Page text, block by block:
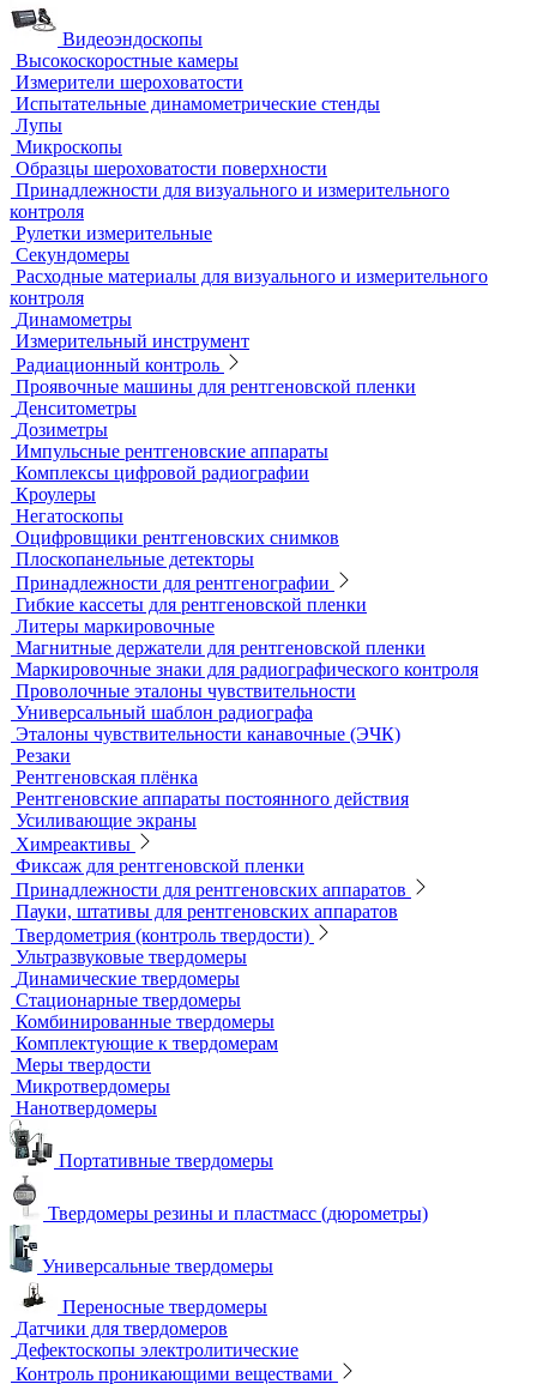
Соединительные кабели
Ультразвуковой гель
Визуальный и измерительный контроль
ВИК
Видеоэндоскопы
Высокоскоростные камеры
Измерители шероховатости
Испытательные динамометрические стенды
Лупы
Микроскопы
Образцы шероховатости поверхности
Принадлежности для визуального и измерительного
контроля
Рулетки измерительные
Секундомеры
Расходные материалы для визуального и измерительного
контроля
Динамометры
Измерительный инструмент
Радиационный контроль
Проявочные машины для рентгеновской пленки
Денситометры
Дозиметры
Импульсные рентгеновские аппараты
Комплексы цифровой радиографии
Кроулеры
Негатоскопы
Оцифровщики рентгеновских снимков
Плоскопанельные детекторы
Принадлежности для рентгенографии
Гибкие кассеты для рентгеновской пленки
Литеры маркировочные
Магнитные держатели для рентгеновской пленки
Маркировочные знаки для радиографического контроля
Проволочные эталоны чувствительности
Универсальный шаблон радиографа
Эталоны чувствительности канавочные (ЭЧК)
Резаки
Рентгеновская плёнка
Рентгеновские аппараты постоянного действия
Усиливающие экраны
Химреактивы
Фиксаж для рентгеновской пленки
Принадлежности для рентгеновских аппаратов
Пауки, штативы для рентгеновских аппаратов
Твердометрия (контроль твердости)
Ультразвуковые твердомеры
Динамические твердомеры
Стационарные твердомеры
Комбинированные твердомеры
Комплектующие к твердомерам
Меры твердости
Микротвердомеры
Нанотвердомеры